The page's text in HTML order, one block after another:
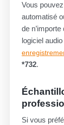
Vous
automatisé
de
logiciel
*732.
Si vous